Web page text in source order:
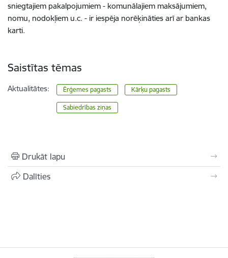
sniegtajiem pakalpojumiem - komunālajiem maksājumiem,
nomu, nodokļiem u.c. - ir iespēja norēķināties arī ar bankas
karti.
Saistītas tēmas
Aktualitātes: Ērģemes pagasts Kārķu pagasts
Sabiedrības ziņas
Drukāt lapu
Dalīties